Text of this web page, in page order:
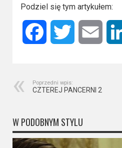
Korea
Południowa
Filmy
faktach
Streaming
Podziel się tym artykułem:
Facebook Twitter Email
Poprzedni wpis:
CZTEREJ PANCERNI 2
W PODOBNYM STYLU